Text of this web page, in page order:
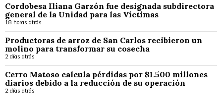
Cordobesa Iliana Garzón fue designada subdirectora
general de la Unidad para las Víctimas
18 horas atrás
Productoras de arroz de San Carlos recibieron un
molino para transformar su cosecha
2 días atrás
Cerro Matoso calcula pérdidas por $1.500 millones
diarios debido a la reducción de su operación
2 días atrás